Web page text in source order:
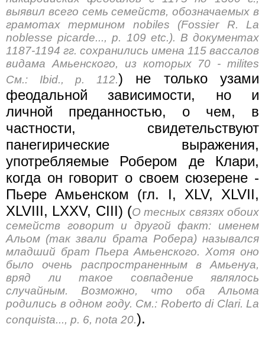
выявил всего семь семейств, обозначаемых в
грамотах термином nobiles (Fossier R. La
noblesse picarde..., p. 109 etc.). В документах
1187-1194 гг. сохранились имена 115 вассалов
видама Амьенского, из которых 70 - milites
См.: Ibid., p. 112.) не только узами
феодальной зависимости, но и
личной преданностью, о чем, в
частности, свидетельствуют
панегирические выражения,
употребляемые Робером де Клари,
когда он говорит о своем сюзерене -
Пьере Амьенском (гл. I, XLV, XLVII,
XLVIII, LXXV, CIII) (О тесных связях обоих
семейств говорит и другой факт: именем
Альом (так звали брата Робера) назывался
младший брат Пьера Амьенского. Хотя оно
было очень распространенным в Амьенуа,
вряд ли такое совпадение являлось
случайным. Возможно, что оба Альома
родились в одном году. См.: Roberto di Clari. La
conquista..., p. 6, nota 20.).